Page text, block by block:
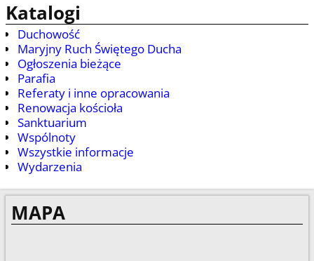
Katalogi
Duchowość
Maryjny Ruch Świętego Ducha
Ogłoszenia bieżące
Parafia
Referaty i inne opracowania
Renowacja kościoła
Sanktuarium
Wspólnoty
Wszystkie informacje
Wydarzenia
MAPA